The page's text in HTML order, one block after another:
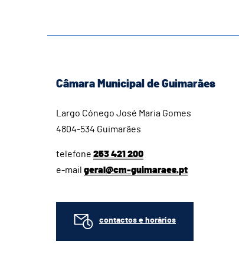
Câmara Municipal de Guimarães
Largo Cónego José Maria Gomes
4804-534 Guimarães
telefone 253 421 200
e-mail geral@cm-guimaraes.pt
contactos e horários